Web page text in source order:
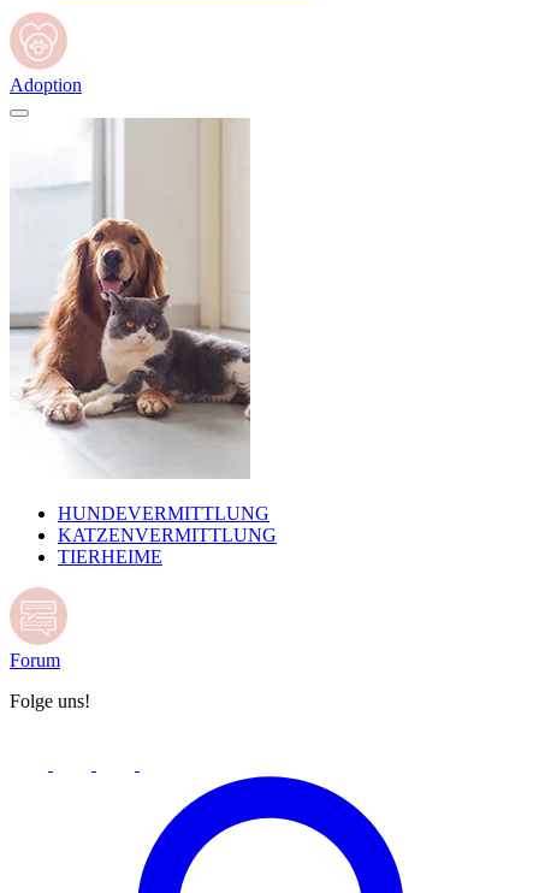
Adoption
HUNDEVERMITTLUNG
KATZENVERMITTLUNG
TIERHEIME
Forum
Folge uns!